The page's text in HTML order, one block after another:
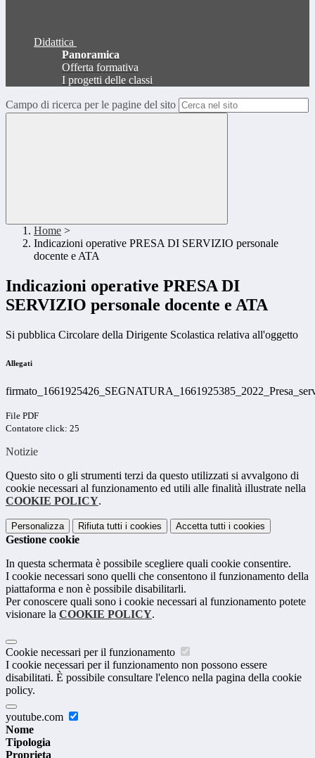
Didattica
Panoramica
Offerta formativa
I progetti delle classi
Campo di ricerca per le pagine del sito
Home >
Indicazioni operative PRESA DI SERVIZIO personale
docente e ATA
Indicazioni operative PRESA DI
SERVIZIO personale docente e ATA
Si pubblica Circolare della Dirigente Scolastica relativa all'oggetto
Allegati
File PDF
Contatore click: 25
Notizie
Questo sito o gli strumenti terzi da questo utilizzati si avvalgono di
cookie necessari al funzionamento ed utili alle finalità illustrate nella
COOKIE POLICY.
Personalizza Rifiuta tutti i cookies Accetta tutti i cookies
Gestione cookie
In questa schermata è possibile scegliere quali cookie consentire.
I cookie necessari sono quelli che consentono il funzionamento della
piattaforma e non è possibile disabilitarli.
Per conoscere quali sono i cookie necessari al funzionamento potete
visionare la COOKIE POLICY.
Cookie necessari per il funzionamento
I cookie necessari per il funzionamento non possono essere
disabilitati. È possibile consultare l'elenco nella pagina della cookie
policy.
youtube.com
Nome
Tipologia
Proprieta